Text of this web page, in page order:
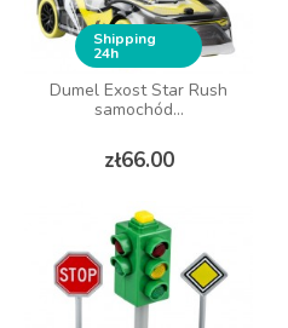
Shipping
24h
Dumel Exost Star Rush
samochód...
zł66.00
Price